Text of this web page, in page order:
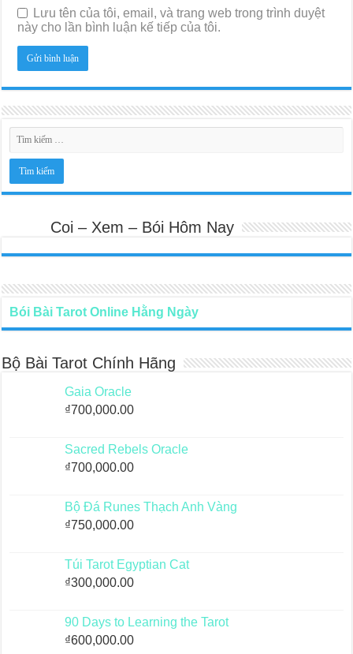
Lưu tên của tôi, email, và trang web trong trình duyệt
này cho lần bình luận kế tiếp của tôi.
Coi – Xem – Bói Hôm Nay
Bói Bài Tarot Online Hằng Ngày
Bộ Bài Tarot Chính Hãng
Gaia Oracle
₫700,000.00
Sacred Rebels Oracle
₫700,000.00
Bộ Đá Runes Thạch Anh Vàng
₫750,000.00
Túi Tarot Egyptian Cat
₫300,000.00
90 Days to Learning the Tarot
₫600,000.00